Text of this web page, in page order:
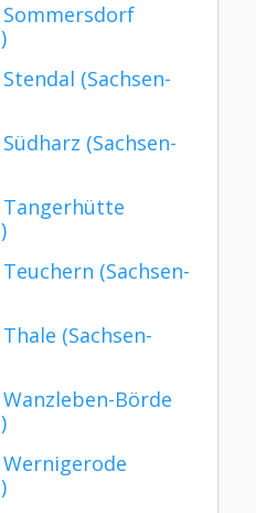
(Sachsen-
(Sachsen-
(Sachsen-
(Sachsen-
Börde